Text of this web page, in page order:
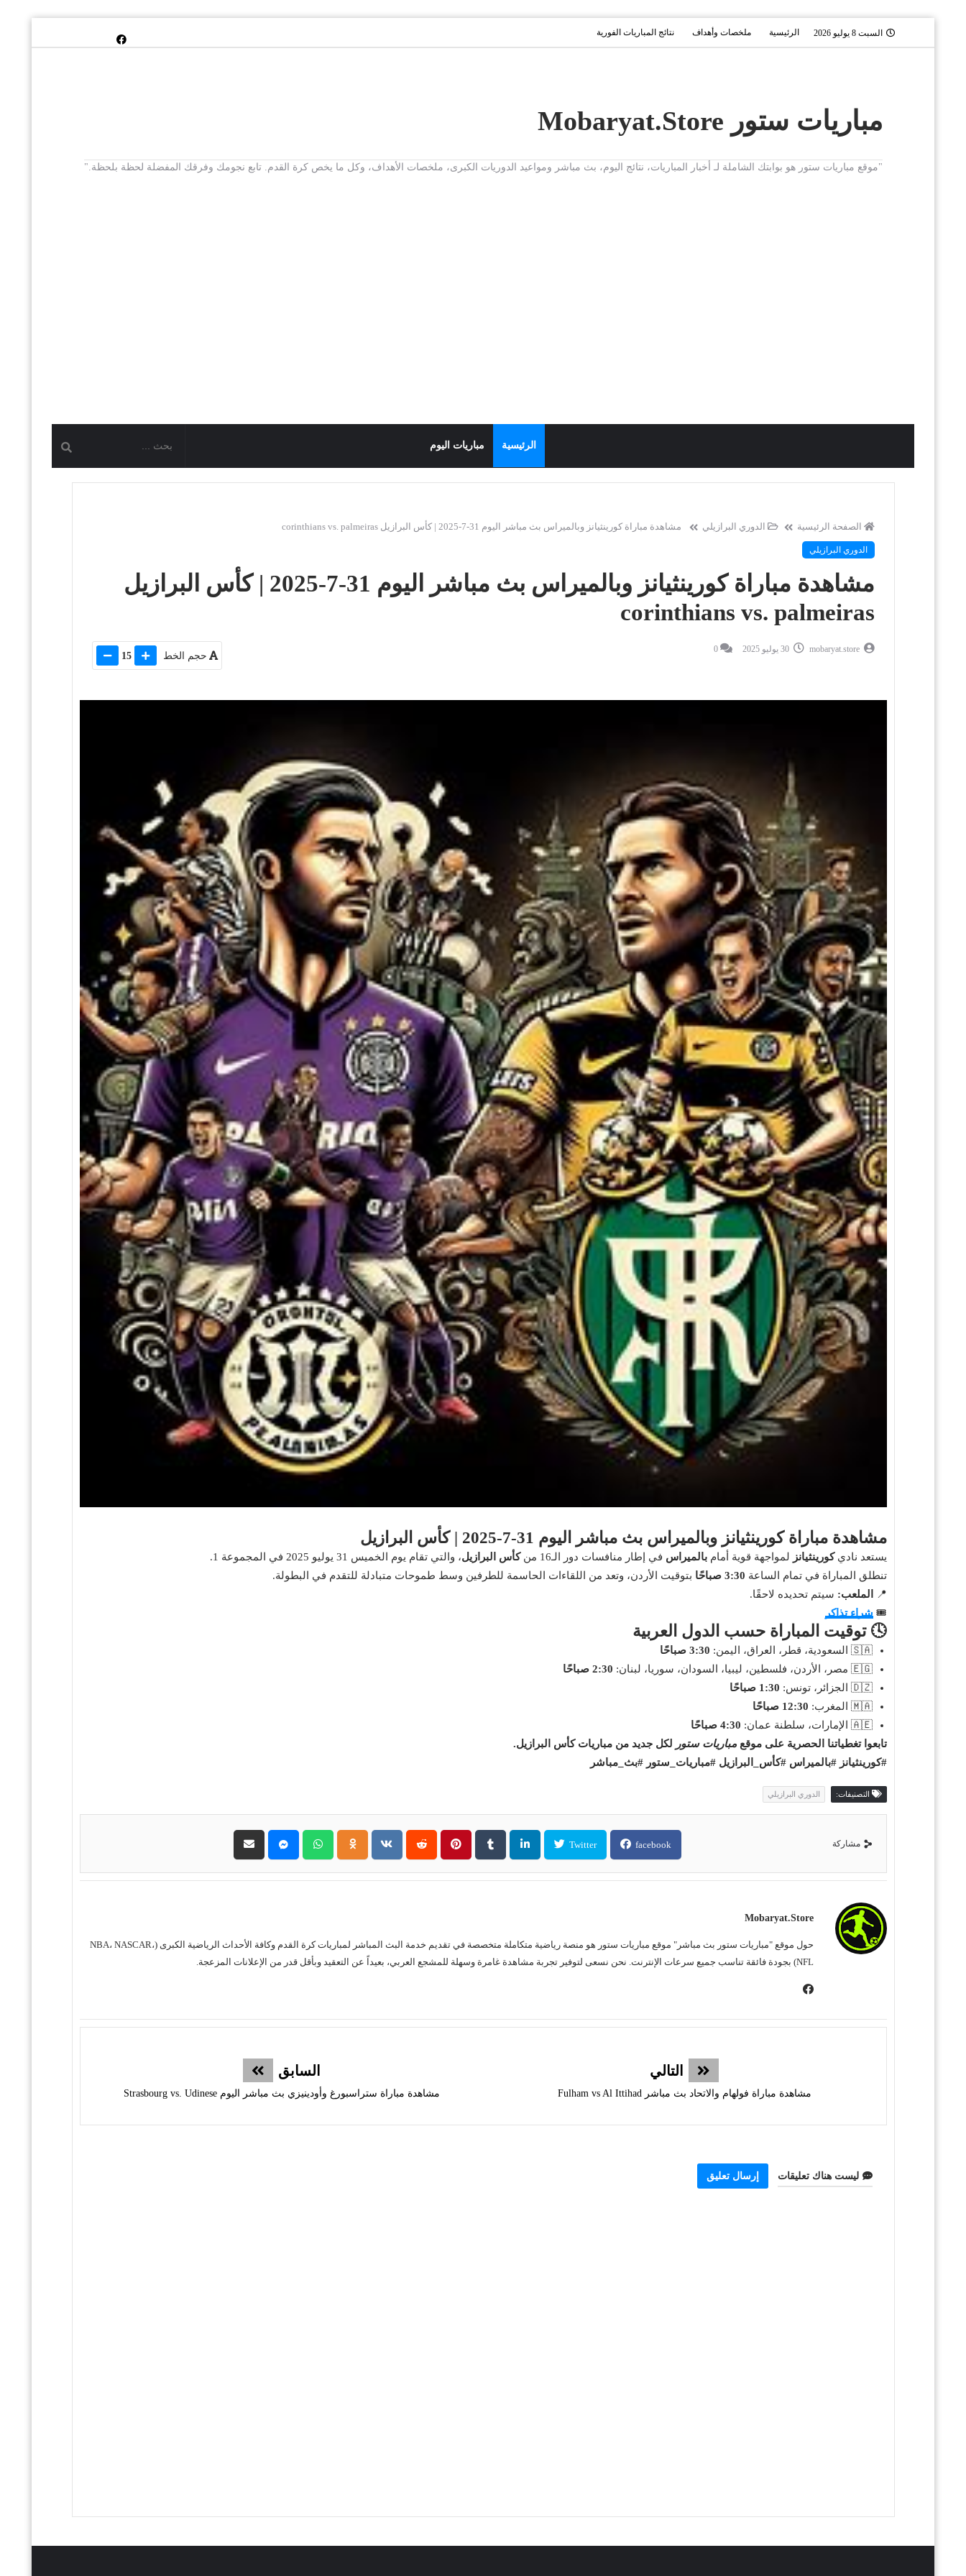
السبت 8 يوليو 2026 الرئيسية ملخصات وأهداف نتائج المباريات الفورية
مباريات ستور Mobaryat.Store
"موقع مباريات ستور هو بوابتك الشاملة لـ أخبار المباريات، نتائج اليوم، بث مباشر ومواعيد الدوريات الكبرى، ملخصات الأهداف، وكل ما يخص كرة القدم. تابع نجومك وفرقك المفضلة لحظة بلحظة."
الرئيسية مباريات اليوم
الصفحة الرئيسية الدوري البرازيلي مشاهدة مباراة كورينثيانز وبالميراس بث مباشر اليوم 31-7-2025 | كأس البرازيل corinthians vs. palmeiras
الدوري البرازيلي
مشاهدة مباراة كورينثيانز وبالميراس بث مباشر اليوم 31-7-2025 | كأس البرازيل
corinthians vs. palmeiras
mobaryat.store 30 يوليو 2025 0
حجم الخط 15
مشاهدة مباراة كورينثيانز وبالميراس بث مباشر اليوم 31-7-2025 | كأس البرازيل
يستعد ناديكورينثيانز لمواجهة قوية أمامبالميراس في إطار منافسات دور الـ16 من كأس البرازيل، والتي تقام يوم الخميس 31 يوليو 2025 في المجموعة 1.
تنطلق المباراة في تمام الساعة 3:30 صباحًا
بتوقيت الأردن، وتعد من اللقاءات الحاسمة للطرفين وسط طموحات متبادلة للتقدم في البطولة.
📍
الملعب: سيتم تحديده لاحقًا.
🎟️ شراء تذاكر
🕓 توقيت المباراة حسب الدول العربية
🇸🇦 السعودية، قطر، العراق، اليمن:
3:30 صباحًا
🇪🇬 مصر، الأردن، فلسطين، ليبيا، السودان، سوريا، لبنان:
2:30 صباحًا
🇩🇿 الجزائر، تونس:
1:30 صباحًا
🇲🇦 المغرب:
12:30 صباحًا
🇦🇪 الإمارات، سلطنة عمان:
4:30 صباحًا
تابعوا تغطياتنا الحصرية على موقعمباريات ستور
لكل جديد من مباريات كأس البرازيل.
#كورينثيانز #بالميراس #كأس_البرازيل #مباريات_ستور #بث_مباشر
التصنيفات: الدوري البرازيلي
مشاركة facebook
Twitter
Mobaryat.store
حول موقع "مباريات ستور بث مباشر" موقع مباريات ستور هو منصة رياضية متكاملة متخصصة في تقديم خدمة البث المباشر لمباريات كرة القدم وكافة الأحداث الرياضية الكبرى (NBA، NASCAR،
NFL) بجودة فائقة تناسب جميع سرعات الإنترنت. نحن نسعى لتوفير تجربة مشاهدة غامرة وسهلة للمشجع العربي، بعيداً عن التعقيد وبأقل قدر من الإعلانات المزعجة.
التالي
مشاهدة مباراة فولهام والاتحاد بث مباشر Fulham vs Al Ittihad
السابق
مشاهدة مباراة ستراسبورغ وأودينيزي بث مباشر اليوم Strasbourg vs. Udinese
ليست هناك تعليقات إرسال تعليق